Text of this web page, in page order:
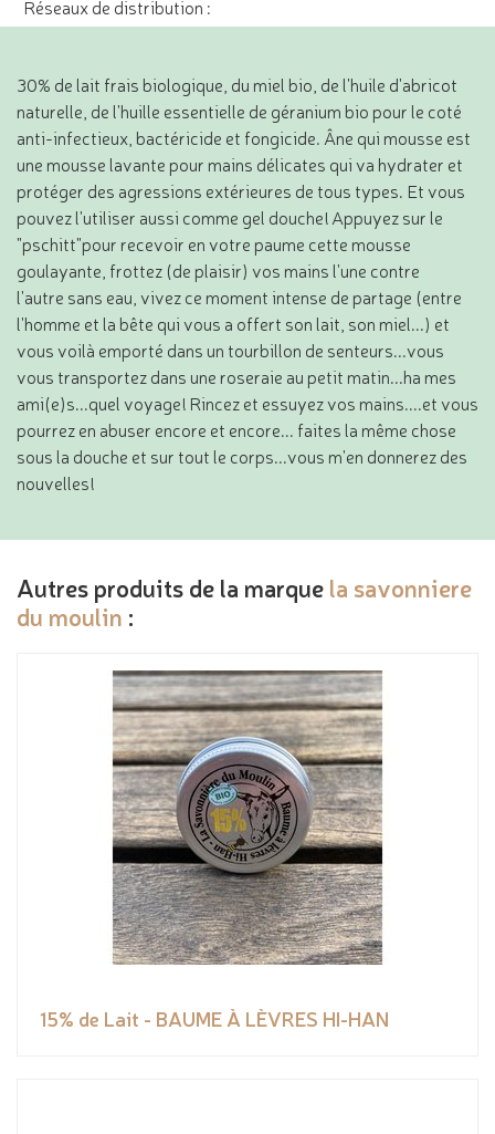
Réseaux de distribution :
30% de lait frais biologique, du miel bio, de l'huile d'abricot
naturelle, de l'huille essentielle de géranium bio pour le coté
anti-infectieux, bactéricide et fongicide. Âne qui mousse est
une mousse lavante pour mains délicates qui va hydrater et
protéger des agressions extérieures de tous types. Et vous
pouvez l'utiliser aussi comme gel douche! Appuyez sur le
"pschitt"pour recevoir en votre paume cette mousse
goulayante, frottez (de plaisir) vos mains l'une contre
l'autre sans eau, vivez ce moment intense de partage (entre
l'homme et la bête qui vous a offert son lait, son miel...) et
vous voilà emporté dans un tourbillon de senteurs...vous
vous transportez dans une roseraie au petit matin...ha mes
ami(e)s...quel voyage! Rincez et essuyez vos mains....et vous
pourrez en abuser encore et encore... faites la même chose
sous la douche et sur tout le corps...vous m'en donnerez des
nouvelles!
Autres produits de la marque la savonniere
du moulin :
15% de Lait - BAUME À LÈVRES HI-HAN